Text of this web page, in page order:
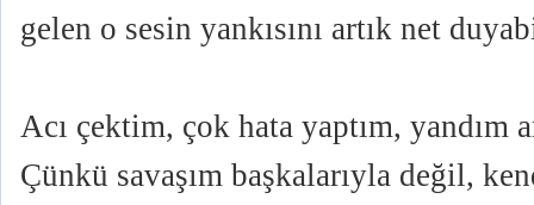
gelen o sesin yankısını artık net
Acı çektim, çok hata yaptım, yandım
Çünkü savaşım başkalarıyla değil,